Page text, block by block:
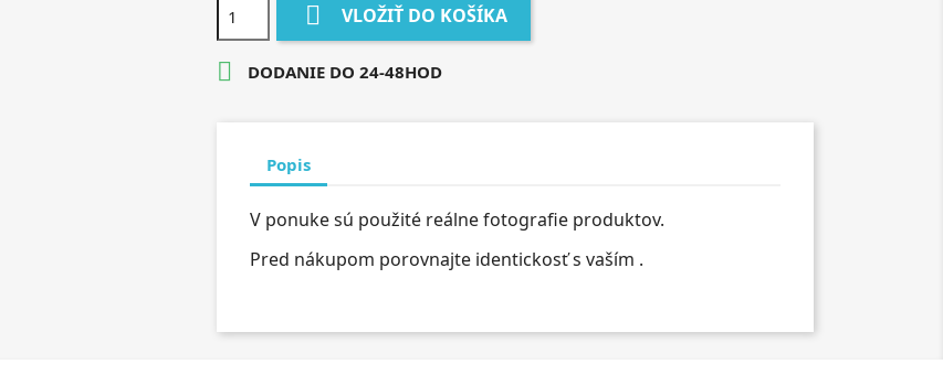
 VLOŽIŤ DO KOŠÍKA
 DODANIE DO 24-48HOD
Popis
V ponuke sú použité reálne fotografie produktov.
Pred nákupom porovnajte identickosť s vaším .